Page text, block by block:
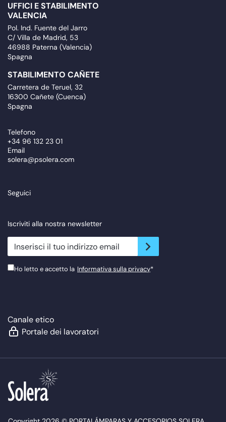
UFFICI E STABILIMENTO
VALENCIA
Pol. Ind. Fuente del Jarro
C/ Villa de Madrid, 53
46988 Paterna (Valencia)
Spagna
STABILIMENTO CAÑETE
Carretera de Teruel, 32
16300 Cañete (Cuenca)
Spagna
Telefono
+34 96 132 23 01
Email
solera@psolera.com
Seguici
Iscriviti alla nostra newsletter
newsletter.suscribe
Ho letto e accetto la Informativa sulla privacy*
Canale etico
Portale dei lavoratori